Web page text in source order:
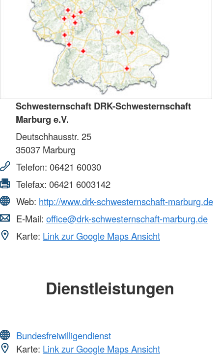
Schwesternschaft DRK-Schwesternschaft
Marburg e.V.
Deutschhausstr. 25
35037 Marburg
Telefon: 06421 60030
Telefax: 06421 6003142
Web: http://www.drk-schwesternschaft-marburg.de
E-Mail: office@drk-schwesternschaft-marburg.de
Karte: Link zur Google Maps Ansicht
Dienstleistungen
Bundesfreiwilligendienst
Karte: Link zur Google Maps Ansicht